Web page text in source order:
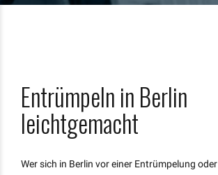
Entrümpeln in Berlin
leichtgemacht
Wer sich in Berlin vor einer Entrümpelung oder